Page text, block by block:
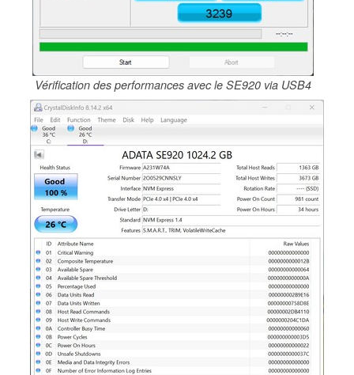
Vérification des performances avec le SE920 via USB4